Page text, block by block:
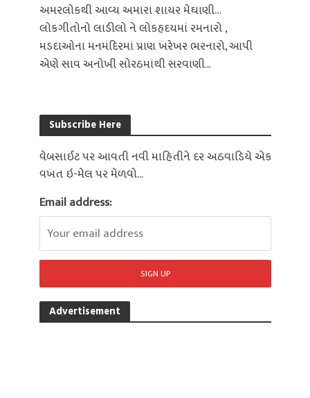
અમરલોકથી આવ્ય અમારા શાયર મેઘાણી…
લોકગીતોનો લાડીલો ને લોકહૃદયમાં રમનારો ,
મડદાઓના મનમંદિરમાં પ્રાણ ખરેખર ભરનારો, આપી
એણે સાવ અનોખી સોરઠમાંથી સરવાણી...
Subscribe Here
વેબસાઈટ પર આવતી નવી માહિતીને દર અઠવાડિયે એક
વખત ઇ-મેલ પર મેળવો...
Email address:
Advertisement